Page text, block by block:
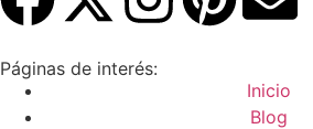
Páginas de interés:
Inicio
Blog